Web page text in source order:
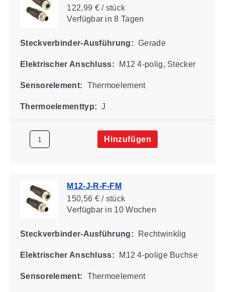
122,99 € / stück
Verfügbarin 8 Tagen
Steckverbinder-Ausführung: Gerade
Elektrischer Anschluss: M12 4-polig, Stecker
Sensorelement: Thermoelement
Thermoelementtyp: J
Hinzufügen
M12-J-R-F-FM
150,56 € / stück
Verfügbarin 10 Wochen
Steckverbinder-Ausführung: Rechtwinklig
Elektrischer Anschluss: M12 4-polige Buchse
Sensorelement: Thermoelement